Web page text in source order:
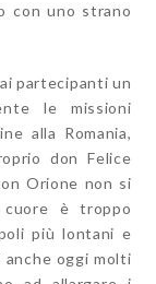
con uno strano
partecipanti un
le missioni
alla Romania,
don Felice
Orione non si
cuore è troppo
più lontani e
anche oggi molti